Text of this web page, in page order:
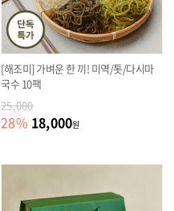
[해조미] 가벼운 한 끼! 미역/톳/다시마
국수 10팩
25,000
28% 18,000원